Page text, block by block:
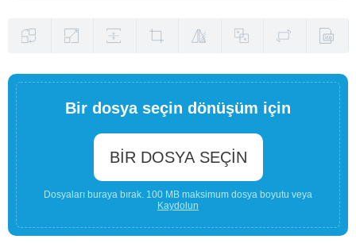
Bir dosya seçin dönüşüm için
BIR DOSYA SEÇIN
Dosyaları buraya bırak. 100 MB maksimum dosya boyutu veya
Kaydolun